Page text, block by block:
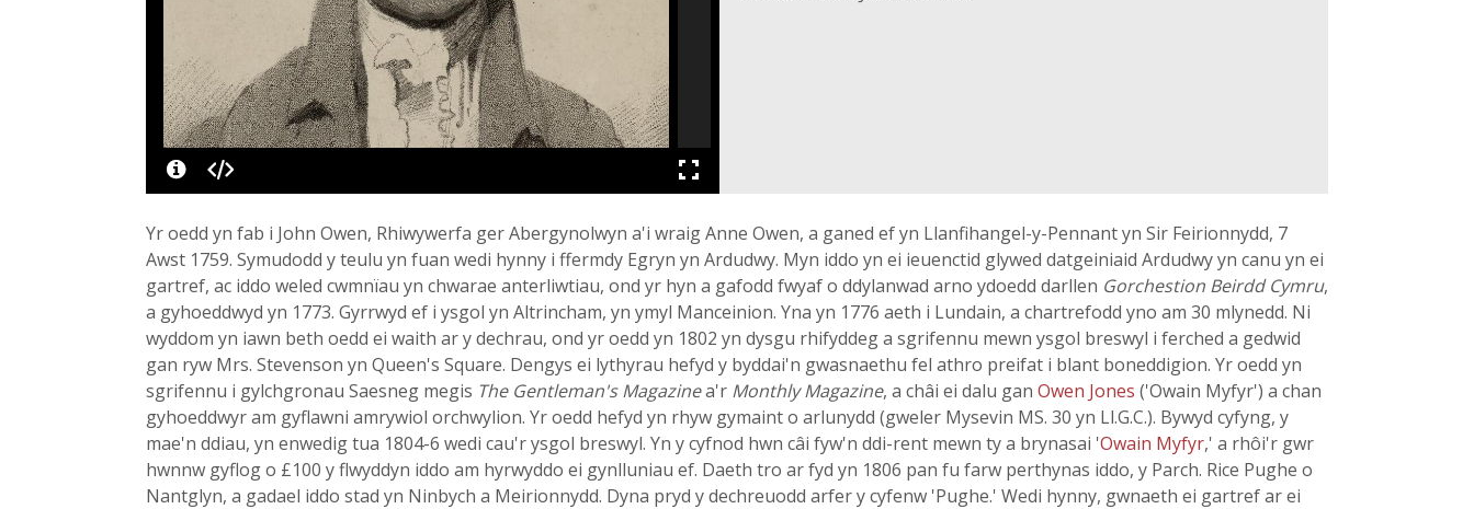
Yr oedd yn fab i John Owen, Rhiwywerfa ger Abergynolwyn a'i wraig Anne Owen, a ganed ef yn Llanfihangel-y-Pennant yn Sir Feirionnydd, 7
Awst 1759. Symudodd y teulu yn fuan wedi hynny i ffermdy Egryn yn Ardudwy. Myn iddo yn ei ieuenctid glywed datgeiniaid Ardudwy yn canu yn ei
gartref, ac iddo weled cwmnïau yn chwarae anterliwtiau, ond yr hyn a gafodd fwyaf o ddylanwad arno ydoedd darllen Gorchestion Beirdd Cymru,
a gyhoeddwyd yn 1773. Gyrrwyd ef i ysgol yn Altrincham, yn ymyl Manceinion. Yna yn 1776 aeth i Lundain, a chartrefodd yno am 30 mlynedd. Ni
wyddom yn iawn beth oedd ei waith ar y dechrau, ond yr oedd yn 1802 yn dysgu rhifyddeg a sgrifennu mewn ysgol breswyl i ferched a gedwid
gan ryw Mrs. Stevenson yn Queen's Square. Dengys ei lythyrau hefyd y byddai'n gwasnaethu fel athro preifat i blant boneddigion. Yr oedd yn
sgrifennu i gylchgronau Saesneg megis The Gentleman's Magazinea'r Monthly Magazine, a châi ei dalu gan Owen Jones ('Owain Myfyr') a chan
gyhoeddwyr am gyflawni amrywiol orchwylion. Yr oedd hefyd yn rhyw gymaint o arlunydd (gweler Mysevin MS. 30 yn Ll.G.C.). Bywyd cyfyng, y
mae'n ddiau, yn enwedig tua 1804-6 wedi cau'r ysgol breswyl. Yn y cyfnod hwn câi fyw'n ddi-rent mewn ty a brynasai 'Owain Myfyr,' a rhôi'r gwr
hwnnw gyflog o £100 y flwyddyn iddo am hyrwyddo ei gynlluniau ef. Daeth tro ar fyd yn 1806 pan fu farw perthynas iddo, y Parch. Rice Pughe o
Nantglyn, a gadael iddo stad yn Ninbych a Meirionnydd. Dyna pryd y dechreuodd arfer y cyfenw 'Pughe.' Wedi hynny, gwnaeth ei gartref ar ei